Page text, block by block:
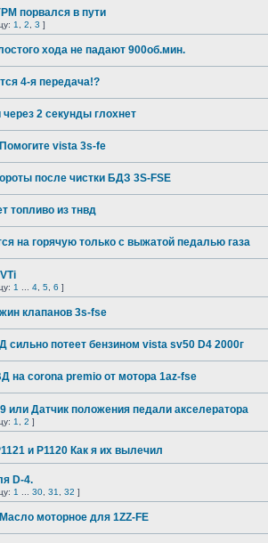
порвался в пути
1 2 3 ]
хода не падают 900об.мин.
4-я передача!?
через 2 секунды глохнет
Помогите vista 3s-fe
после чистки БДЗ 3S-FSE
топливо из тнвд
на горячую только с выжатой педалью газа
1 4 5 6 ]
клапанов 3s-fse
сильно потеет бензином vista sv50 D4 2000г
на corona premio от мотора 1az-fse
или Датчик положения педали акселератора
1 2 ]
и P1120 Как я их вылечил
D-4.
1 30 31 32 ]
Масло моторное для 1ZZ-FE